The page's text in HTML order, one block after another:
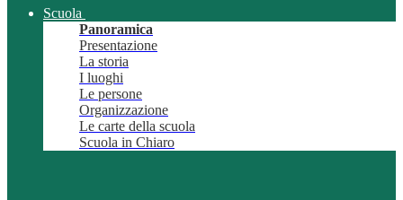
Scuola
Panoramica
Presentazione
La storia
I luoghi
Le persone
Organizzazione
Le carte della scuola
Scuola in Chiaro